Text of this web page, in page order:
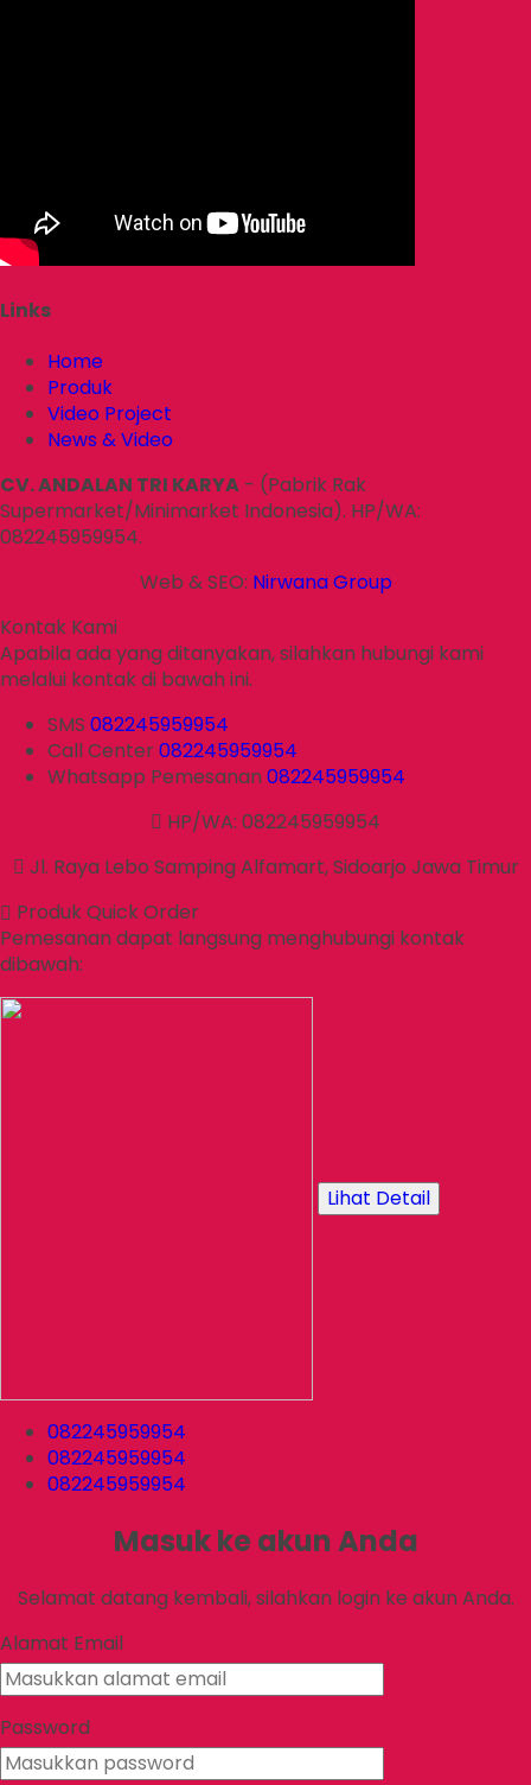
Links
Home
Produk
Video Project
News & Video
CV. ANDALAN TRI KARYA - (Pabrik Rak
Supermarket/Minimarket Indonesia). HP/WA:
082245959954.
Web & SEO: Nirwana Group
Kontak Kami
Apabila ada yang ditanyakan, silahkan hubungi kami
melalui kontak di bawah ini.
SMS 082245959954
Call Center082245959954
Whatsapp Pemesanan 082245959954
HP/WA: 082245959954
Jl. Raya Lebo Samping Alfamart, Sidoarjo Jawa Timur
Produk Quick Order
Pemesanan dapat langsung menghubungi kontak
dibawah:
Lihat Detail
082245959954
082245959954
082245959954
Masuk ke akun Anda
Selamat datang kembali, silahkan login ke akun Anda.
Alamat Email
Password